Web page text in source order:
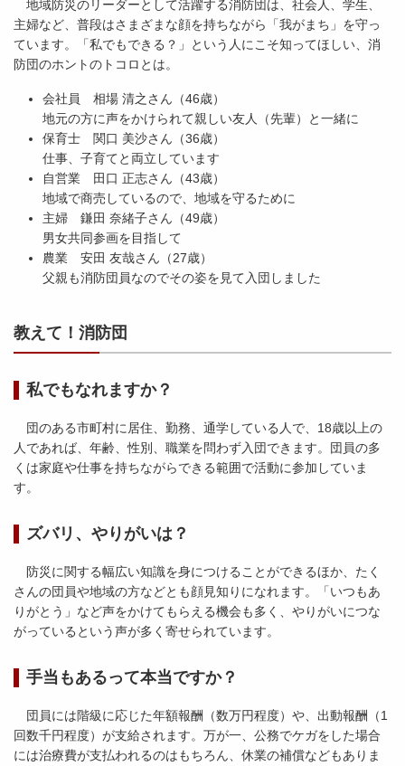
地域防災のリーダーとして活躍する消防団は、社会人、学生、
主婦など、普段はさまざまな顔を持ちながら「我がまち」を守っ
ています。「私でもできる？」という人にこそ知ってほしい、消
防団のホントのトコロとは。
会社員 相場 清之さん（46歳）
地元の方に声をかけられて親しい友人（先輩）と一緒に
保育士 関口 美沙さん（36歳）
仕事、子育てと両立しています
自営業 田口 正志さん（43歳）
地域で商売しているので、地域を守るために
主婦 鎌田 奈緒子さん（49歳）
男女共同参画を目指して
農業 安田 友哉さん（27歳）
父親も消防団員なのでその姿を見て入団しました
教えて！消防団
私でもなれますか？
団のある市町村に居住、勤務、通学している人で、18歳以上の
人であれば、年齢、性別、職業を問わず入団できます。団員の多
くは家庭や仕事を持ちながらできる範囲で活動に参加していま
す。
ズバリ、やりがいは？
防災に関する幅広い知識を身につけることができるほか、たく
さんの団員や地域の方などとも顔見知りになれます。「いつもあ
りがとう」など声をかけてもらえる機会も多く、やりがいにつな
がっているという声が多く寄せられています。
手当もあるって本当ですか？
団員には階級に応じた年額報酬（数万円程度）や、出動報酬（1
回数千円程度）が支給されます。万が一、公務でケガをした場合
には治療費が支払われるのはもちろん、休業の補償などもありま